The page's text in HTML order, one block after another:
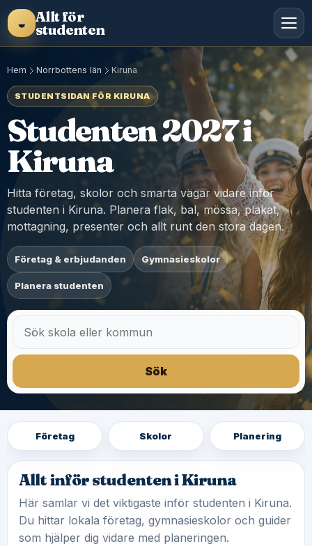
◒ Allt för
studenten
Hem Norrbottens län Kiruna
STUDENTSIDAN FÖR KIRUNA
Studenten 2027 i
Kiruna
Hitta företag, skolor och smarta vägar vidare inför
studenten i Kiruna. Planera flak, bal, mössa, plakat,
mottagning, presenter och allt runt den stora dagen.
Företag & erbjudanden Gymnasieskolor
Planera studenten
Sök
Företag Skolor Planering
Allt inför studenten i Kiruna
Här samlar vi det viktigaste inför studenten i Kiruna.
Du hittar lokala företag, gymnasieskolor och guider
som hjälper dig vidare med planeringen.